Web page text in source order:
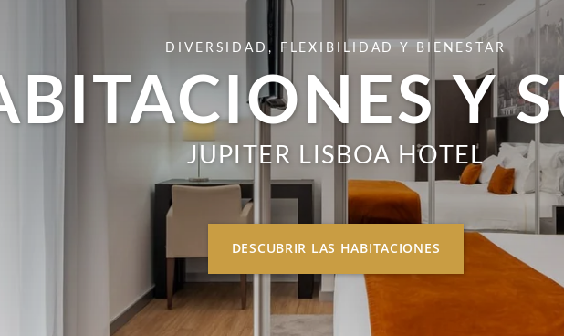
DIVERSIDAD, FLEXIBILIDAD Y BIENESTAR
Y
JUPITER LISBOA HOTEL
DESCUBRIR LAS HABITACIONES